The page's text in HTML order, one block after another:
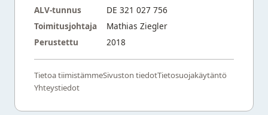
ALV-tunnus
DE 321 027 756
Toimitusjohtaja
Mathias Ziegler
Perustettu
2018
Tietoa tiimistämmeSivuston tiedotTietosuojakäytäntö
Yhteystiedot